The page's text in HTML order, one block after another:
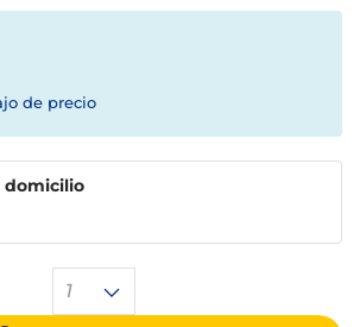
de precio
1
domicilio